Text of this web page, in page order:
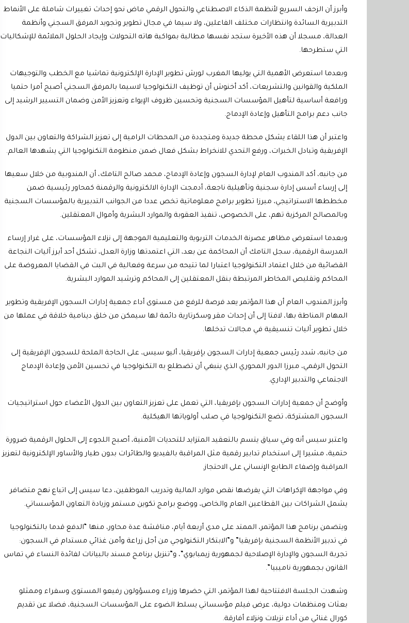
وأبرز أن الزحف السريع لأنظمة الذكاء الاصطناعي والتحول الرقمي ماض نحو إحداث تغييرات شاملة على الأنماط
التدبيرية السائدة وانتظارات مختلف الفاعلين، ولا سيما في مجال تطوير وتجويد المرفق السجني وأنظمة
العدالة، مسجلا أن هذه الأخيرة ستجد نفسها مطالبة بمواكبة هاته التحولات وإيجاد الحلول الملائمة للإشكاليات
التي ستطرحها.
وبعدما استعرض الأهمية التي يوليها المغرب لورش تطوير الإدارة الإلكترونية تماشيا مع الخطب والتوجيهات
الملكية والقوانين والتشريعات، أكد أخنوش أن توظيف التكنولوجيا لاسيما بالمرفق السجني أصبح أمرا حتميا
ورافعة أساسية لتأهيل المؤسسات السجنية وتحسين ظروف الإيواء وتعزيز الأمن وضمان التسيير الرشيد إلى
جانب دعم برامج التأهيل وإعادة الإدماج.
واعتبر أن هذا اللقاء يشكل محطة جديدة ومتجددة من المحطات الرامية إلى تعزيز الشراكة والتعاون بين الدول
الإفريقية وتبادل الخبرات، ورفع التحدي للانخراط بشكل فعال ضمن منظومة التكنولوجيا التي يشهدها العالم.
من جانبه، أكد المندوب العام لإدارة السجون وإعادة الإدماج، محمد صالح التامك، أن المندوبية من خلال سعيها
إلى إرساء أسس إدارة سجنية وتأهيلية ناجعة، أدمجت الإدارة الالكترونية والرقمنة كمحاور رئيسية ضمن
مخططها الاستراتيجي، مبرزا تطوير برامج معلوماتية تخص عددا من الجوانب التدبيرية بالمؤسسات السجنية
وبالمصالح المركزية تهم، على الخصوص، تنفيذ العقوبة والموارد البشرية وأموال المعتقلين.
وبعدما استعرض مظاهر عصرنة الخدمات التربوية والتعليمية الموجهة إلى نزلاء المؤسسات، على غرار إرساء
المدرسة الرقمية، سجل التامك أن المحاكمة عن بعد، التي اعتمدتها وزارة العدل، تشكل أحد أبرز آليات النجاعة
القضائية من خلال اعتماد التكنولوجيا اعتبارا لما تتيحه من سرعة وفعالية في البت في القضايا المعروضة على
المحاكم وتقليص المخاطر المرتبطة بنقل المعتقلين إلى المحاكم وترشيد الموارد البشرية.
وأبرز المندوب العام أن هذا المؤتمر يعد فرصة للرفع من مستوى أداء جمعية إدارات السجون الإفريقية وتطوير
المهام المناطة بها، لافتا إلى أن إحداث مقر وسكرتارية دائمة لها سيمكن من خلق دينامية خلاقة في عملها من
خلال تطوير آليات تنسيقية في مجالات تدخلها.
من جانبه، شدد رئيس جمعية إدارات السجون بإفريقيا، أليو سيس، على الحاجة الملحة للسجون الإفريقية إلى
التحول الرقمي، مبرزا الدور المحوري الذي ينبغي أن تضطلع به التكنولوجيا في تحسين الأمن وإعادة الإدماج
الاجتماعي والتدبير الإداري.
وأوضح أن جمعية إدارات السجون بإفريقيا، التي تعمل على تعزيز التعاون بين الدول الأعضاء حول استراتيجيات
السجون المشتركة، تضع التكنولوجيا في صلب أولوياتها الهيكلية.
واعتبر سيس أنه وفي سياق يتسم بالتعقيد المتزايد للتحديات الأمنية، أصبح اللجوء إلى الحلول الرقمية ضرورة
حتمية، مشيرا إلى استخدام تدابير رقمية مثل المراقبة بالفيديو والطائرات بدون طيار والأساور الإلكترونية لتعزيز
المراقبة وإضفاء الطابع الإنساني على الاحتجاز.
وفي مواجهة الإكراهات التي يفرضها نقص موارد المالية وتدريب الموظفين، دعا سيس إلى اتباع نهج متضافر
يشمل الشراكات بين القطاعين العام والخاص، ووضع برامج تكوين مستمر وزيادة التعاون المؤسساتي.
ويتضمن برنامج هذا المؤتمر، الممتد على مدى أربعة أيام، مناقشة عدة محاور، منها “الدفع قدما بالتكنولوجيا
في تدبير الأنظمة السجنية بإفريقيا” و”الابتكار التكنولوجي من أجل زراعة وأمن غذائي مستدام في السجون:
تجربة السجون والإدارة الإصلاحية لجمهورية زيمبابوي”، و”تنزيل برنامج مسند بالبيانات لفائدة النساء في تماس
القانون بجمهورية ناميبيا”.
وشهدت الجلسة الافتتاحية لهذا المؤتمر، التي حضرها وزراء ومسؤولون رفيعو المستوى وسفراء وممثلو
بعثات ومنظمات دولية، عرض فيلم مؤسساتي يسلط الضوء على المؤسسات السجنية، فضلا عن تقديم
كورال غنائي من أداء نزيلات ونزلاء أفارقة.